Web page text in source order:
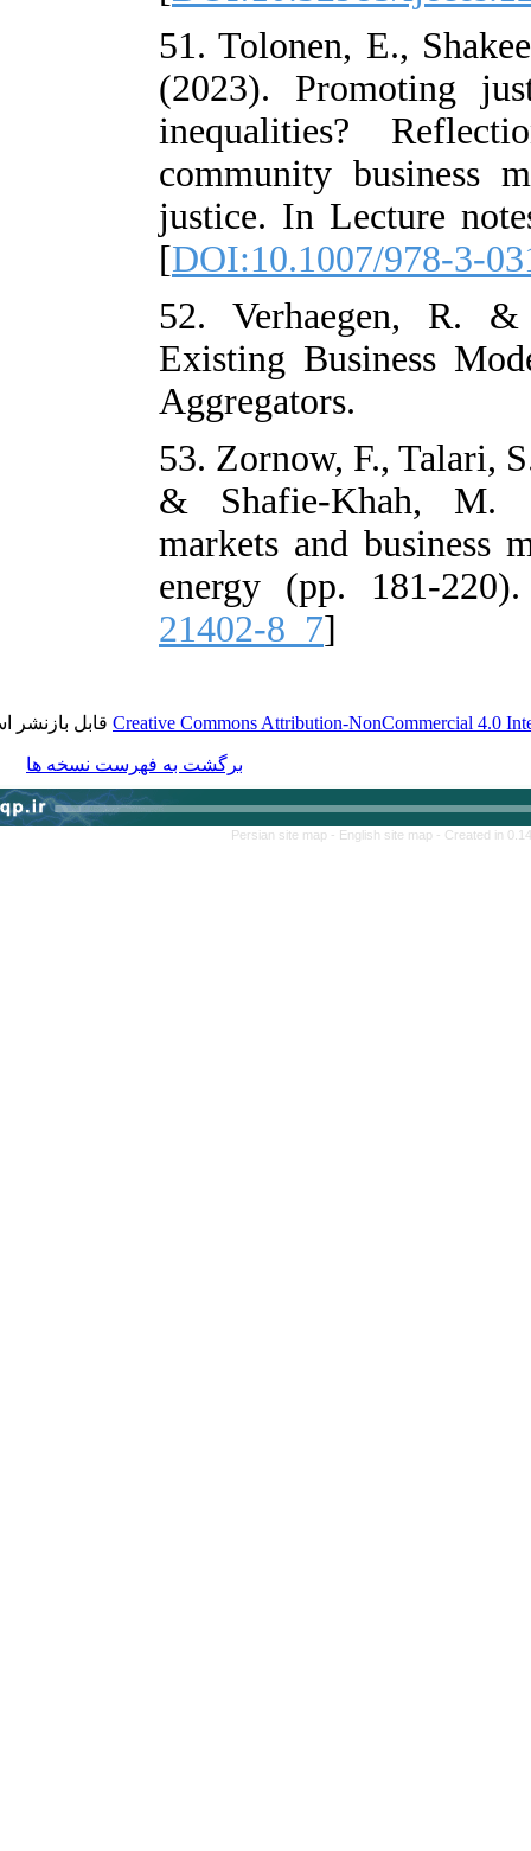
51. Tolonen,
(2023).
community
justice. In
[DOI:10.1007/
52.
Existing
Aggregators.
53. Zornow,
& Shafie-
markets and
energy (pp.
21402-8_7
Creative Commons Attribution-قابل بازنشر است.
برگشت به فهرست نسخه ها
Persian site map -English